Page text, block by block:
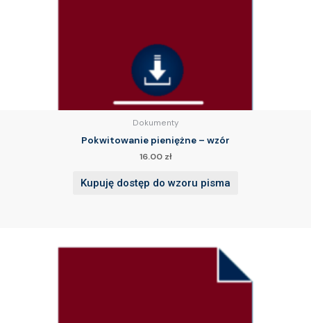
Dokumenty
Pokwitowanie pieniężne – wzór
16.00 zł
Kupuję dostęp do wzoru pisma